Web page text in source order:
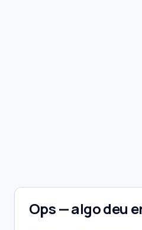
Ops — algo deu